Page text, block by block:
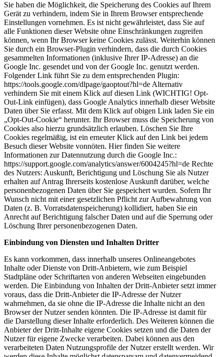
Sie haben die Möglichkeit, die Speicherung des Cookies auf Ihrem
Gerät zu verhindern, indem Sie in Ihrem Browser entsprechende
Einstellungen vornehmen. Es ist nicht gewährleistet, dass Sie auf
alle Funktionen dieser Website ohne Einschränkungen zugreifen
können, wenn Ihr Browser keine Cookies zulässt. Weiterhin können
Sie durch ein Browser-Plugin verhindern, dass die durch Cookies
gesammelten Informationen (inklusive Ihrer IP-Adresse) an die
Google Inc. gesendet und von der Google Inc. genutzt werden.
Folgender Link führt Sie zu dem entsprechenden Plugin:
https://tools.google.com/dlpage/gaoptout?hl=de Alternativ
verhindern Sie mit einem Klick auf diesen Link (WICHTIG! Opt-
Out-Link einfügen), dass Google Analytics innerhalb dieser Website
Daten über Sie erfasst. Mit dem Klick auf obigen Link laden Sie ein
„Opt-Out-Cookie“ herunter. Ihr Browser muss die Speicherung von
Cookies also hierzu grundsätzlich erlauben. Löschen Sie Ihre
Cookies regelmäßig, ist ein erneuter Klick auf den Link bei jedem
Besuch dieser Website vonnöten. Hier finden Sie weitere
Informationen zur Datennutzung durch die Google Inc.:
https://support.google.com/analytics/answer/6004245?hl=de Rechte
des Nutzers: Auskunft, Berichtigung und Löschung Sie als Nutzer
erhalten auf Antrag Ihrerseits kostenlose Auskunft darüber, welche
personenbezogenen Daten über Sie gespeichert wurden. Sofern Ihr
Wunsch nicht mit einer gesetzlichen Pflicht zur Aufbewahrung von
Daten (z. B. Vorratsdatenspeicherung) kollidiert, haben Sie ein
Anrecht auf Berichtigung falscher Daten und auf die Sperrung oder
Löschung Ihrer personenbezogenen Daten.
Einbindung von Diensten und Inhalten Dritter
Es kann vorkommen, dass innerhalb unseres Onlineangebotes
Inhalte oder Dienste von Dritt-Anbietern, wie zum Beispiel
Stadtpläne oder Schriftarten von anderen Webseiten eingebunden
werden. Die Einbindung von Inhalten der Dritt-Anbieter setzt immer
voraus, dass die Dritt-Anbieter die IP-Adresse der Nutzer
wahrnehmen, da sie ohne die IP-Adresse die Inhalte nicht an den
Browser der Nutzer senden könnten. Die IP-Adresse ist damit für
die Darstellung dieser Inhalte erforderlich. Des Weiteren können die
Anbieter der Dritt-Inhalte eigene Cookies setzen und die Daten der
Nutzer für eigene Zwecke verarbeiten. Dabei können aus den
verarbeiteten Daten Nutzungsprofile der Nutzer erstellt werden. Wir